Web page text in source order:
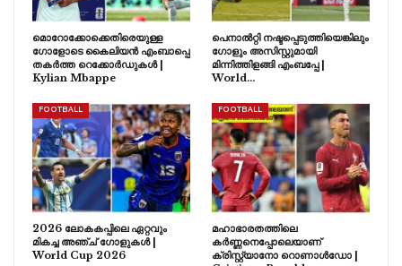
മൊറോക്കോക്കെതിരെയുള്ള
ഗോളോടെ കൈലിയൻ എംബാപ്പെ
തകർത്ത റെക്കോർഡുകൾ |
Kylian Mbappe
പെനാൽറ്റി നഷ്ടപ്പെടുത്തിയെങ്കിലും
ഗോളും അസിസ്റ്റുമായി
മിന്നിത്തിളങ്ങി എംബപ്പേ |
World…
FOOTBALL
2026 ലോകകപ്പിലെ ഏറ്റവും
മികച്ച അഞ്ച് ഗോളുകൾ |
World Cup 2026
FOOTBALL
മഹാഭാരതത്തിലെ
കർണ്ണനെപ്പോലെയാണ്
ക്രിസ്റ്റ്യാനോ റൊണാൾഡോ |